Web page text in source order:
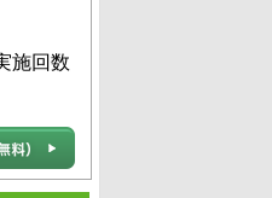
施回数